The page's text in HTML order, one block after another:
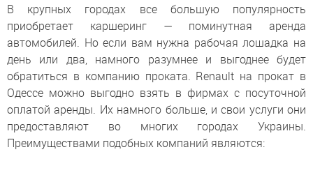
В крупных городах все большую популярность
приобретает каршеринг — поминутная аренда
автомобилей. Но если вам нужна рабочая лошадка на
день или два, намного разумнее и выгоднее будет
обратиться в компанию проката. Renault на прокат в
Одессе можно выгодно взять в фирмах с посуточной
оплатой аренды. Их намного больше, и свои услуги они
предоставляют во многих городах Украины.
Преимуществами подобных компаний являются: